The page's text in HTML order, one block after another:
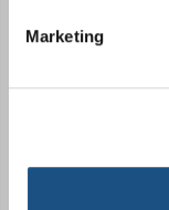
Marketing
JOYFUL -
250ML